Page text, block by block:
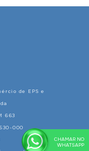
de EPS e
663
000
CHAMAR NO
WHATSAPP